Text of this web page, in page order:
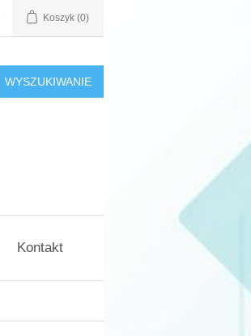
Koszyk (0)
WYSZUKIWANIE
Kontakt